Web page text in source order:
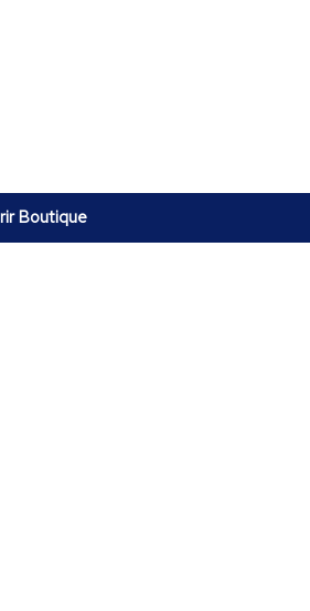
Boutique